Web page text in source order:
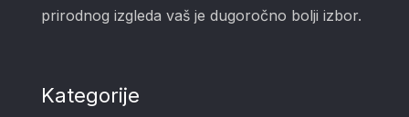
prirodnog izgleda vaš je dugoročno bolji izbor.
Kategorije